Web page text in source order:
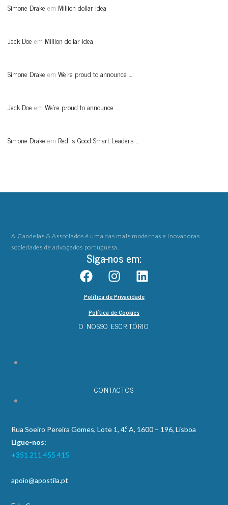
Simone Drake em Million dollar idea
Jeck Doe em Million dollar idea
Simone Drake em We’re proud to announce …
Jeck Doe em We’re proud to announce …
Simone Drake em Red Is Good Smart Leaders …
A Candeias & Associados é uma das mais modernas e inovadoras
sociedades de advogados portuguesa.
Siga-nos em:
Política de Privacidade
Política de Cookies
O NOSSO ESCRITÓRIO
CONTACTOS
Rua Soeiro Pereira Gomes, Lote 1, 4.º A, 1600 – 196, Lisboa
Ligue-nos:
+351 211 455 415
apoio@apostila.pt